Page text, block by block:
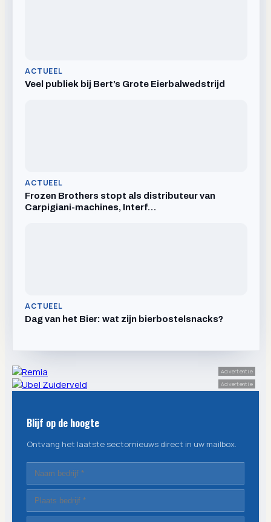
ACTUEEL
Veel publiek bij Bert’s Grote Eierbalwedstrijd
ACTUEEL
Frozen Brothers stopt als distributeur van
Carpigiani-machines, Interf…
ACTUEEL
Dag van het Bier: wat zijn bierbostelsnacks?
Advertentie
Advertentie
Blijf op de hoogte
Ontvang het laatste sectornieuws direct in uw mailbox.